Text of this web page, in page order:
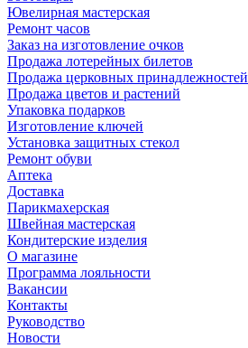
Ювелирная мастерская
Ремонт часов
Заказ на изготовление очков
Продажа лотерейных билетов
Продажа церковных принадлежностей
Продажа цветов и растений
Упаковка подарков
Изготовление ключей
Установка защитных стекол
Ремонт обуви
Аптека
Доставка
Парикмахерская
Швейная мастерская
Кондитерские изделия
О магазине
Программа лояльности
Вакансии
Контакты
Руководство
Новости